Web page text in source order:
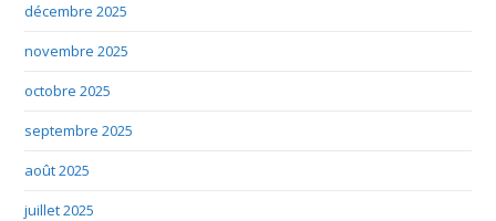
décembre 2025
novembre 2025
octobre 2025
septembre 2025
août 2025
juillet 2025